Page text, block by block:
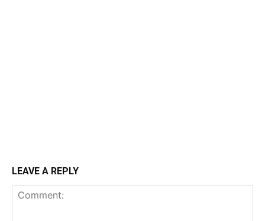
LEAVE A REPLY